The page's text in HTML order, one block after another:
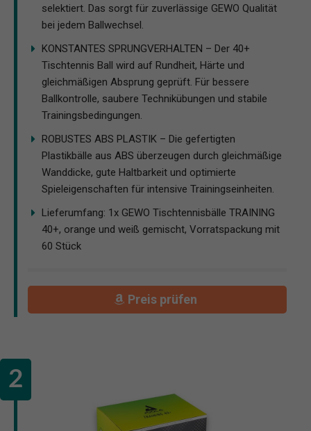
selektiert. Das sorgt für zuverlässige GEWO Qualität
bei jedem Ballwechsel.
KONSTANTES SPRUNGVERHALTEN – Der 40+
Tischtennis Ball wird auf Rundheit, Härte und
gleichmäßigen Absprung geprüft. Für bessere
Ballkontrolle, saubere Technikübungen und stabile
Trainingsbedingungen.
ROBUSTES ABS PLASTIK – Die gefertigten
Plastikbälle aus ABS überzeugen durch gleichmäßige
Wanddicke, gute Haltbarkeit und optimierte
Spieleigenschaften für intensive Trainingseinheiten.
Lieferumfang: 1x GEWO Tischtennisbälle TRAINING
40+, orange und weiß gemischt, Vorratspackung mit
60 Stück
Preis prüfen